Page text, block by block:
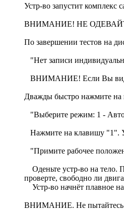
Устр-во запустит комплекс
ВНИМАНИЕ! НЕ ОДЕВАЙТЕ
По завершении тестов на
"Нет записи
ВНИМАНИЕ! Если Вы
Дважды быстро нажмите
"Выберите режим: 1 -
Нажмите на клавишу "1".
"Примите рабочее
Оденьте устр-во на тело.
проверте, свободно ли
Устр-во начнёт плавное
ВНИМАНИЕ. Не пытайтесь